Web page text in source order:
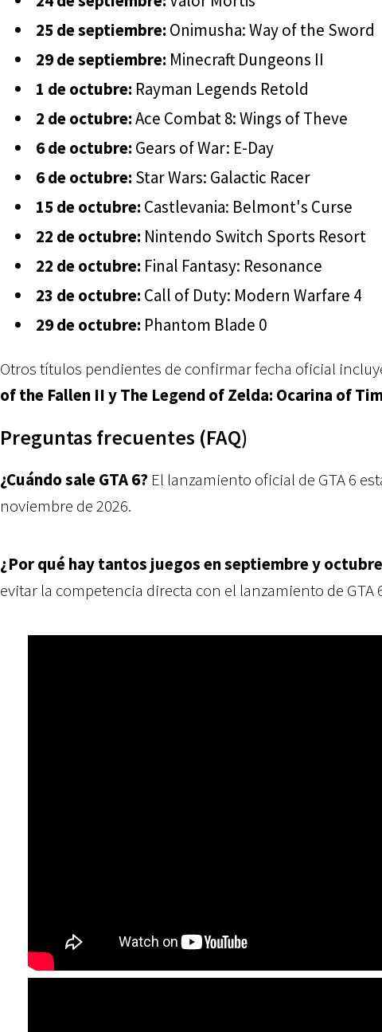
25 de septiembre: Onimusha: Way of the Sword
29 de septiembre: Minecraft Dungeons II
1 de octubre: Rayman Legends Retold
2 de octubre:Ace Combat 8: Wings of Theve
6 de octubre: Gears of War: E-Day
6 de octubre: Star Wars: Galactic Racer
15 de octubre: Castlevania: Belmont's Curse
22 de octubre: Nintendo Switch Sports Resort
22 de octubre: Final Fantasy: Resonance
23 de octubre: Call of Duty: Modern Warfare 4
29 de octubre: Phantom Blade 0
Otros títulos pendientes de confirmar fecha oficial
of the Fallen II y The Legend of Zelda: Ocarina of
Preguntas frecuentes (FAQ)
¿Cuándo sale GTA 6? El lanzamiento oficial de GTA 6
noviembre de 2026.
¿Por qué hay tantos juegos en septiembre y
evitar la competencia directa con el lanzamiento de GTA